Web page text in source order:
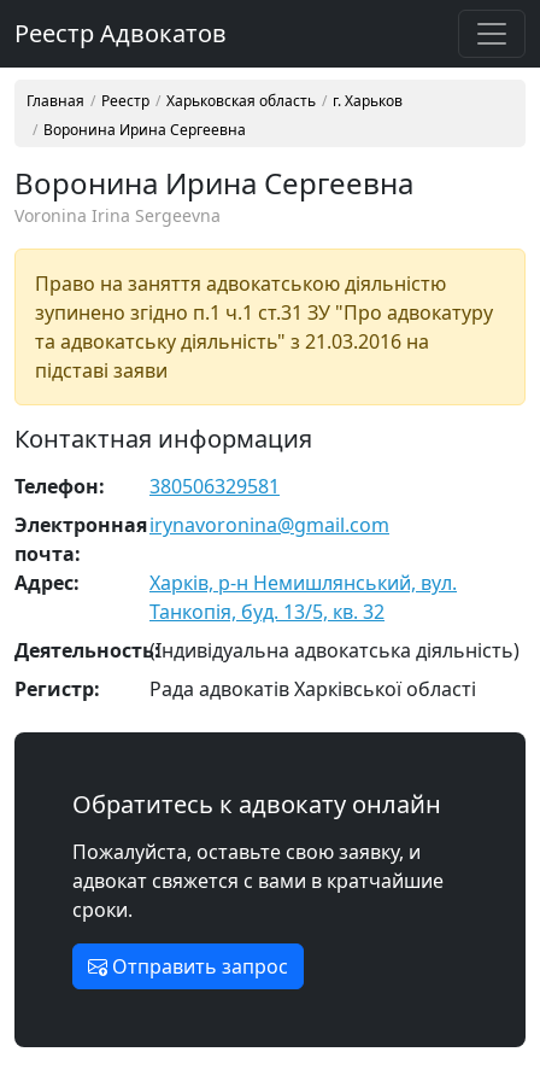
Реестр Адвокатов
Главная Реестр Харьковская область
г. Харьков
Воронина Ирина Сергеевна
Воронина Ирина Сергеевна
Voronina Irina Sergeevna
Право на заняття адвокатською діяльністю
зупинено згідно п.1 ч.1 ст.31 ЗУ "Про адвокатуру
та адвокатську діяльність" з 21.03.2016 на
підставі заяви
Контактная информация
Телефон:
380506329581
Электронная
почта:
irynavoronina@gmail.com
Адрес:
Харків, р-н Немишлянський, вул.
Танкопія, буд. 13/5, кв. 32
Деятельность:(Індивідуальна адвокатська діяльність)
Регистр:
Рада адвокатів Харківської області
Обратитесь к адвокату онлайн
Пожалуйста, оставьте свою заявку, и
адвокат свяжется с вами в кратчайшие
сроки.
Отправить запрос